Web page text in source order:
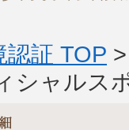
認証 TOP
ャルス